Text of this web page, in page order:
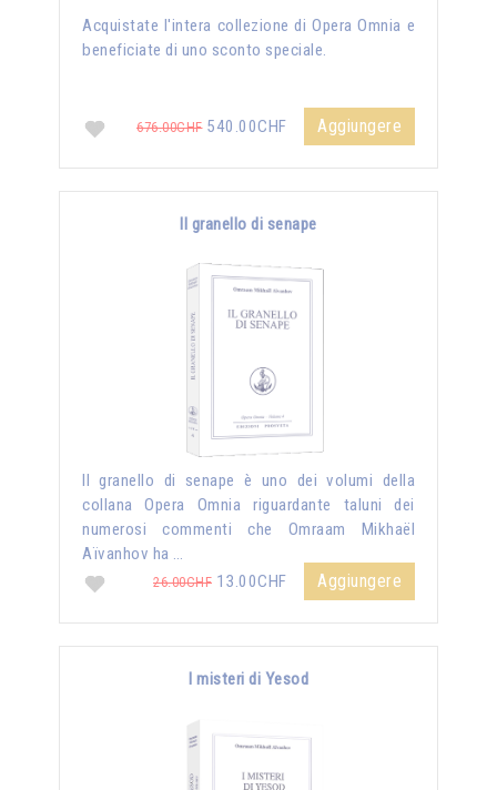
Acquistate l'intera collezione di Opera Omnia e
beneficiate di uno sconto speciale.
676.00CHF540.00CHF Aggiungere
Il granello di senape
Il granello di senape è uno dei volumi della
collana Opera Omnia riguardante taluni dei
numerosi commenti che Omraam Mikhaël
Aïvanhov ha …
26.00CHF 13.00CHF Aggiungere
I misteri di Yesod